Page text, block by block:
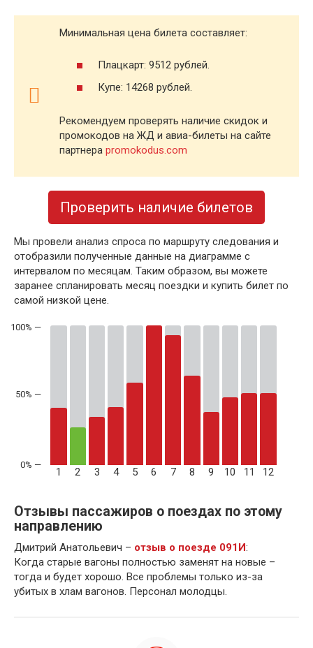
Минимальная цена билета составляет:
Плацкарт: 9512 рублей.
Купе: 14268 рублей.
Рекомендуем проверять наличие скидок и
промокодов на ЖД и авиа-билеты на сайте
партнера promokodus.com
Проверить наличие билетов
Мы провели анализ спроса по маршруту следования и
отобразили полученные данные на диаграмме с
интервалом по месяцам. Таким образом, вы можете
заранее спланировать месяц поездки и купить билет по
самой низкой цене.
50% —
1 2 3 4 5 6 7 8 9 10 11 12
Отзывы пассажиров о поездах по этому
направлению
Дмитрий Анатольевич – отзыв о поезде 091И:
Когда старые вагоны полностью заменят на новые –
тогда и будет хорошо. Все проблемы только из-за
убитых в хлам вагонов. Персонал молодцы.